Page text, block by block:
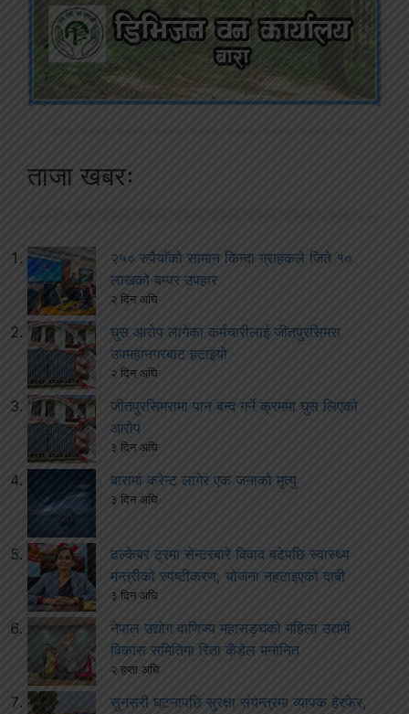
ताजा खबरः
२५० रुपैयाँको सामान किन्दा ग्राहकले जिते १०
लाखको बम्पर उपहार
२ दिन अघि
घुस आरोप लागेका कर्मचारीलाई जीतपुरसिमरा
उपमहानगरबाट हटाइयो
२ दिन अघि
जीतपुरसिमरामा पान बन्द गर्ने क्रममा घुस लिएको
आरोप
३ दिन अघि
बारामा करेन्ट लागेर एक जनाको मृत्यु
३ दिन अघि
ढल्केबर ट्रमा सेन्टरबारे विवाद बढेपछि स्वास्थ्य
मन्त्रीको स्पष्टीकरण, योजना नहटाइएको दाबी
३ दिन अघि
नेपाल उद्योग वाणिज्य महासङ्घको महिला उद्यमी
विकास समितिमा रिता कँडेल मनोनित
२ हप्ता अघि
सुनसरी घटनापछि सुरक्षा संयन्त्रमा व्यापक हेरफेर,